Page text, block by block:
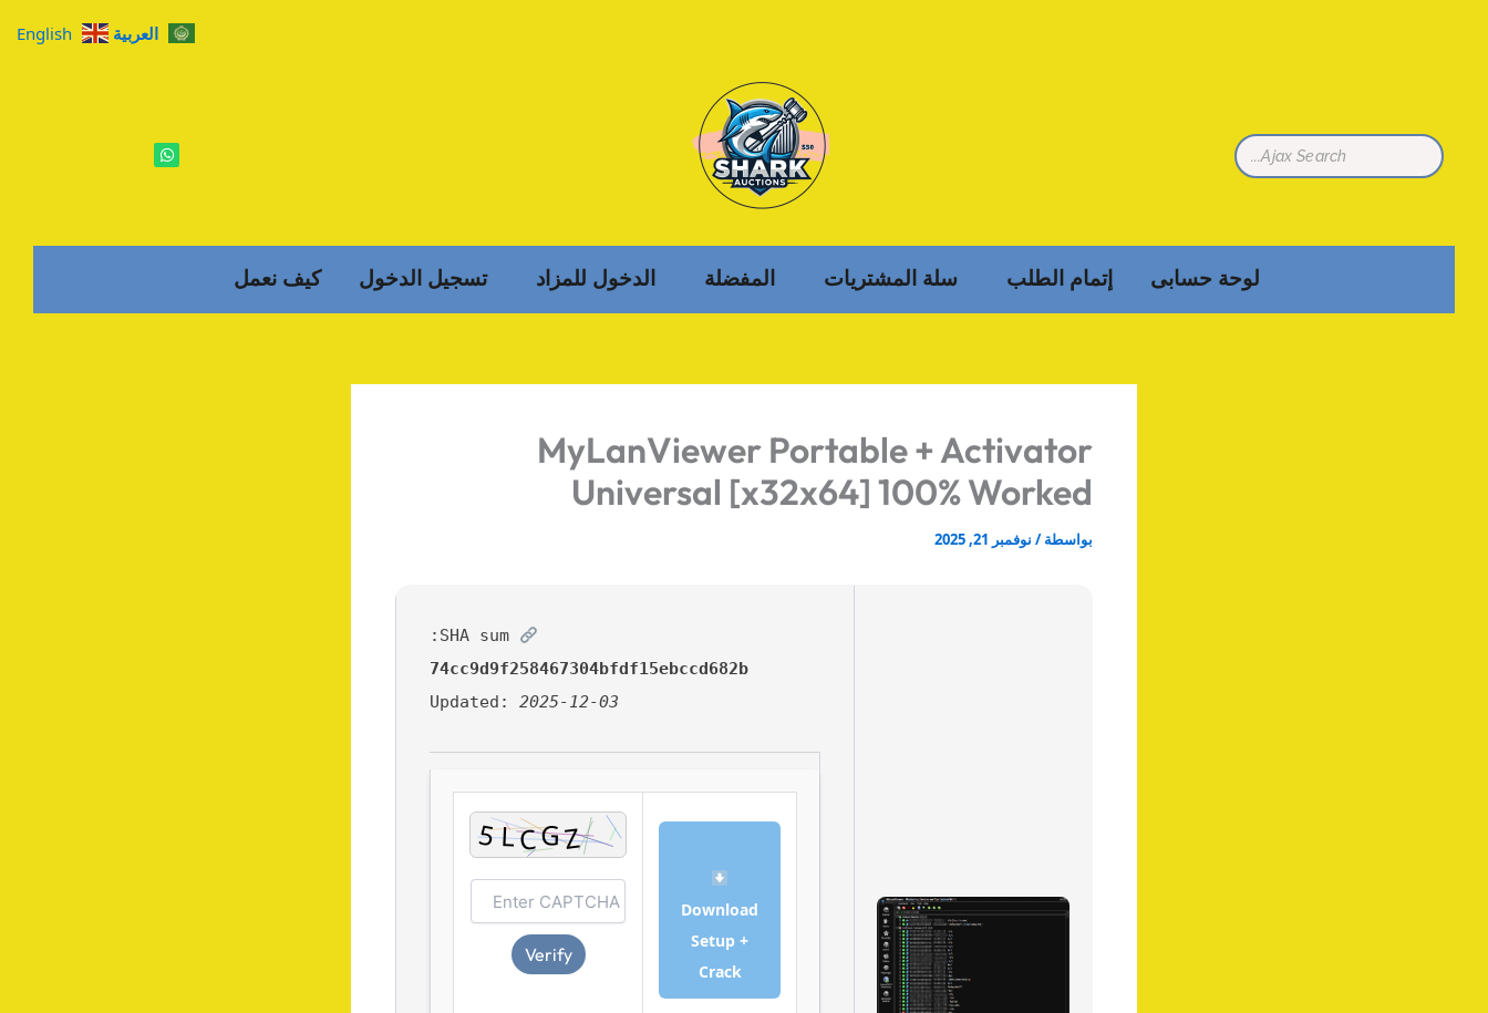
W
h
p
لوحة حسابى إتمام الطلب سلة المشتريات المفضلة الدخول للمزاد تسجيل الدخول كيف نعمل
MyLanViewer Portable + Activator
Universal [x32x64] 100% Worked
بواسطة / نوفمبر 21, 2025
74cc9d9f258467304bfdf15ebccd682b
Updated: 2025-12-03
Download
Setup +
Crack
Verify
العربية English